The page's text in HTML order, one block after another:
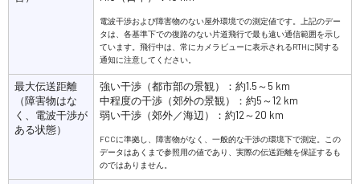
電波干渉および障害物のない屋外環境での測定値です。上記のデー
タは、各基準下での復路のない片道飛行で最も遠い通信範囲を示し
ています。飛行中は、常にカメラビューに表示されるRTHに関する
通知に注意してください。
最大伝送距離
（障害物はな
く、電波干渉が
ある状態）
強い干渉（都市部の景観）：約1.5～5 km
中程度の干渉（郊外の景観）：約5～12 km
弱い干渉（郊外／海辺）：約12～20 km
FCCに準拠し、障害物がなく、一般的な干渉の環境下で測定。この
データはあくまで参照用の値であり、実際の伝送距離を保証するも
のではありません。